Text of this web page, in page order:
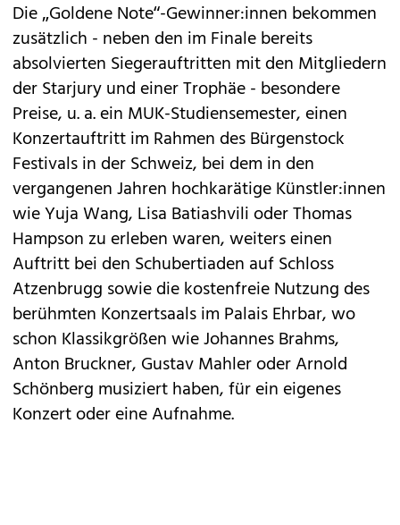
Die „Goldene Note“-Gewinner:innen bekommen
zusätzlich - neben den im Finale bereits
absolvierten Siegerauftritten mit den Mitgliedern
der Starjury und einer Trophäe - besondere
Preise, u. a. ein MUK-Studiensemester, einen
Konzertauftritt im Rahmen des Bürgenstock
Festivals in der Schweiz, bei dem in den
vergangenen Jahren hochkarätige Künstler:innen
wie Yuja Wang, Lisa Batiashvili oder Thomas
Hampson zu erleben waren, weiters einen
Auftritt bei den Schubertiaden auf Schloss
Atzenbrugg sowie die kostenfreie Nutzung des
berühmten Konzertsaals im Palais Ehrbar, wo
schon Klassikgrößen wie Johannes Brahms,
Anton Bruckner, Gustav Mahler oder Arnold
Schönberg musiziert haben, für ein eigenes
Konzert oder eine Aufnahme.